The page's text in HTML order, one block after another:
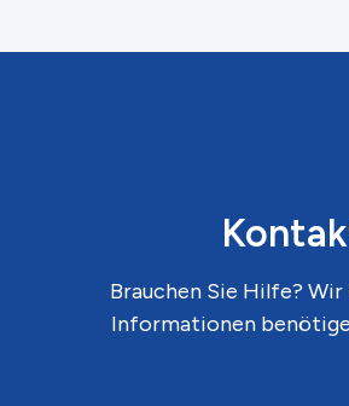
Brauchen Sie Hilfe?
Informationen